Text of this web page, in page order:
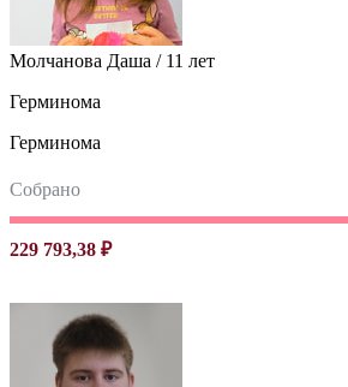
Молчанова Даша / 11 лет
Герминома
Герминома
Собрано
229 793,38 ₽